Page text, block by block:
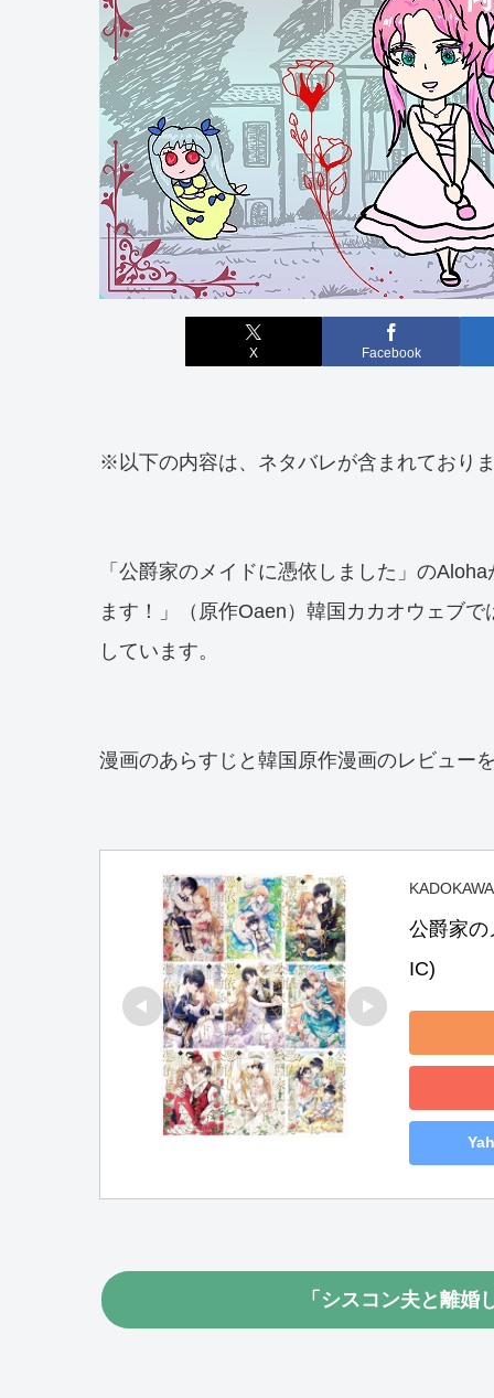
X Facebook
※以下の内容は、ネタバレが含まれており
「公爵家のメイドに憑依しました」の
ます！」（原作Oaen）韓国カカオウェブ
しています。
漫画のあらすじと韓国原作漫画のレビュー
KADOKAWA
公爵家の
IC)
「シスコン夫と離婚